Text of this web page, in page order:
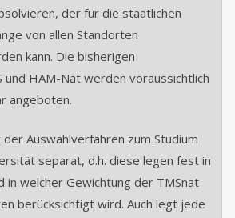
der für die staatlichen
von allen Standorten
kann. Die bisherigen
und HAM-Nat werden voraussichtlich
angeboten.
Auswahlverfahren zum Studium
separat, d.h. diese legen fest in
in welcher Gewichtung der TMSnat
berücksichtigt wird. Auch legt jede